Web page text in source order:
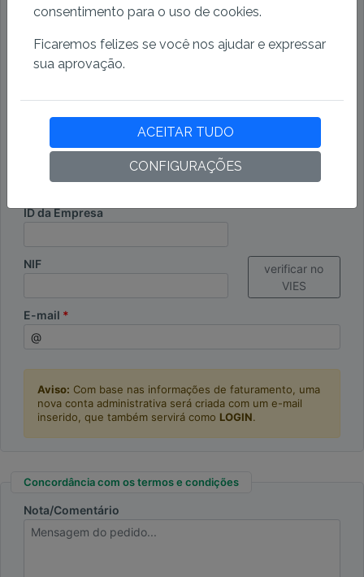
Endereço
CEP
ID da Empresa
NIF
verificar no
VIES
E-mail
Aviso: Com base nas informações de faturamento, uma
nova conta administrativa será criada com um e-mail
inserido, que também servirá como LOGIN.
Concordância com os termos e condições
Nota/Comentário
consentimento para o uso de cookies.
Ficaremos felizes se você nos ajudar e expressar
sua aprovação.
ACEITAR TUDO
CONFIGURAÇÕES